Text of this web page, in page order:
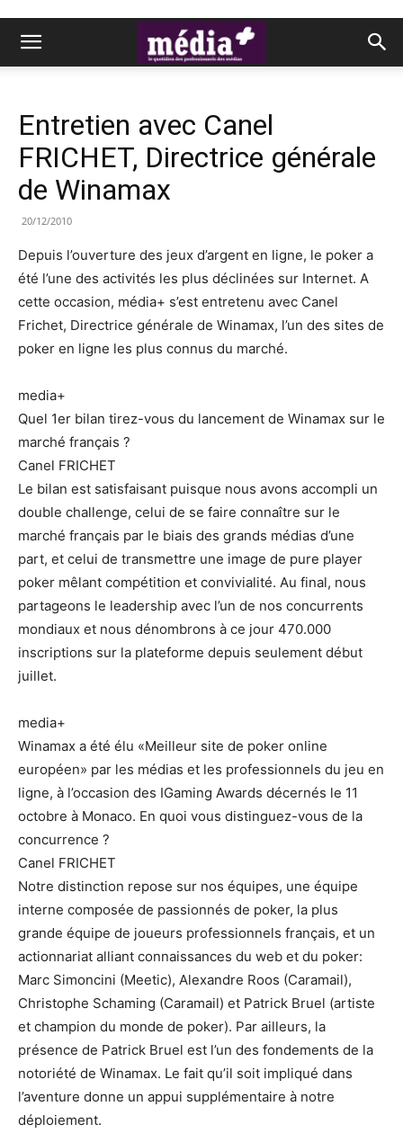
Entretien avec Canel
FRICHET, Directrice générale
de Winamax
20/12/2010
Depuis l’ouverture des jeux d’argent en ligne, le poker a
été l’une des activités les plus déclinées sur Internet. A
cette occasion, média+ s’est entretenu avec Canel
Frichet, Directrice générale de Winamax, l’un des sites de
poker en ligne les plus connus du marché.
media+
Quel 1er bilan tirez-vous du lancement de Winamax sur le
marché français ?
Canel FRICHET
Le bilan est satisfaisant puisque nous avons accompli un
double challenge, celui de se faire connaître sur le
marché français par le biais des grands médias d’une
part, et celui de transmettre une image de pure player
poker mêlant compétition et convivialité. Au final, nous
partageons le leadership avec l’un de nos concurrents
mondiaux et nous dénombrons à ce jour 470.000
inscriptions sur la plateforme depuis seulement début
juillet.
media+
Winamax a été élu «Meilleur site de poker online
européen» par les médias et les professionnels du jeu en
ligne, à l’occasion des IGaming Awards décernés le 11
octobre à Monaco. En quoi vous distinguez-vous de la
concurrence ?
Canel FRICHET
Notre distinction repose sur nos équipes, une équipe
interne composée de passionnés de poker, la plus
grande équipe de joueurs professionnels français, et un
actionnariat alliant connaissances du web et du poker:
Marc Simoncini (Meetic), Alexandre Roos (Caramail),
Christophe Schaming (Caramail) et Patrick Bruel (artiste
et champion du monde de poker). Par ailleurs, la
présence de Patrick Bruel est l’un des fondements de la
notoriété de Winamax. Le fait qu’il soit impliqué dans
l’aventure donne un appui supplémentaire à notre
déploiement.